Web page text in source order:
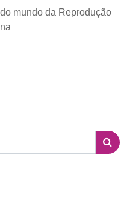
mundo da Reprodução